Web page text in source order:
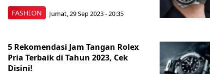
FASHION Jumat, 29 Sep 2023 - 20:35
5 Rekomendasi Jam Tangan Rolex
Pria Terbaik di Tahun 2023, Cek
Disini!